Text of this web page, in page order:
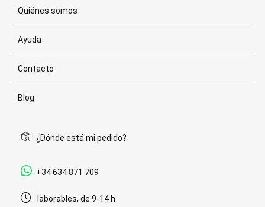
Quiénes somos
Ayuda
Contacto
Blog
¿Dónde está mi pedido?
+34 634 871 709
laborables, de 9-14 h